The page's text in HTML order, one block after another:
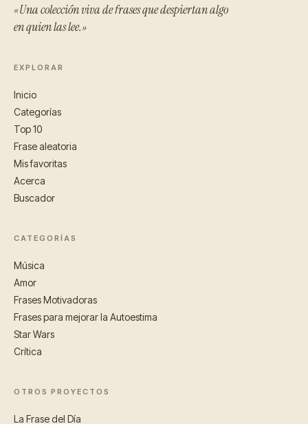
«Una colección viva de frases que despiertan algo
en quien las lee.»
EXPLORAR
Inicio
Categorías
Top 10
Frase aleatoria
Mis favoritas
Acerca
Buscador
CATEGORÍAS
Música
Amor
Frases Motivadoras
Frases para mejorar la Autoestima
Star Wars
Crítica
OTROS PROYECTOS
La Frase del Día